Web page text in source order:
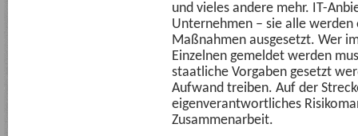
und vieles andere mehr. IT-
Unternehmen – sie alle
Maßnahmen ausgesetzt. Wer
Einzelnen gemeldet werden
staatliche Vorgaben gesetzt
Aufwand treiben. Auf der
eigenverantwortliches
Zusammenarbeit.